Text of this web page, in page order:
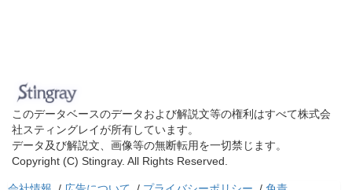
このデータベースのデータおよび解説文等の権利はすべて株式会
社スティングレイが所有しています。
データ及び解説文、画像等の無断転用を一切禁じます。
Copyright (C) Stingray. All Rights Reserved.